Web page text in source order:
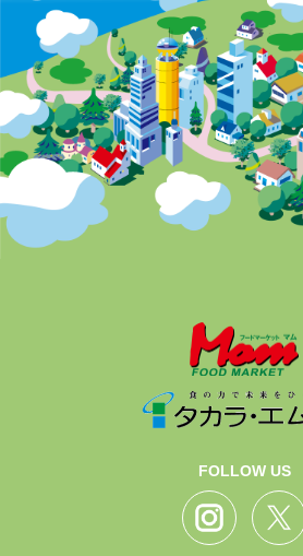
FOLLOW US